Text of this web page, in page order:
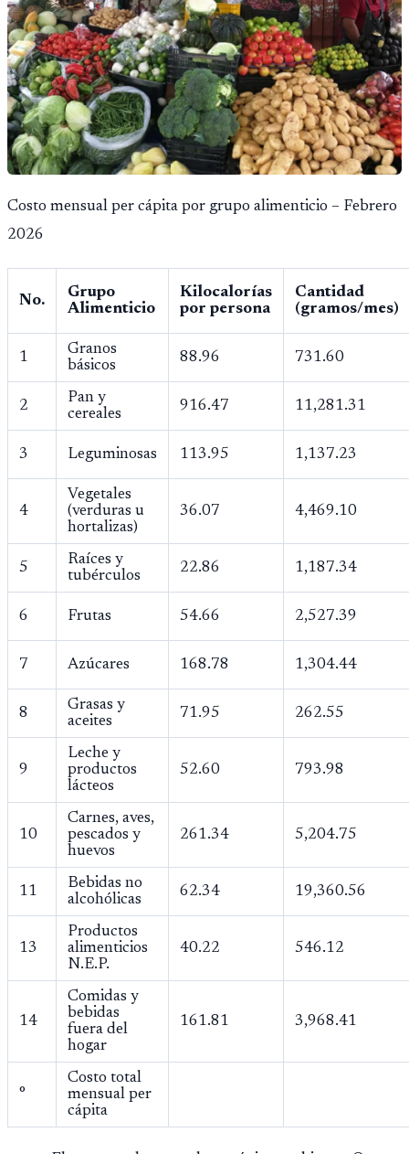
Costo mensual per cápita por grupo alimenticio – Febrero
2026
No.
Grupo
Alimenticio
Kilocalorías
por persona
Cantidad
(gramos/mes)
1
Granos
básicos
88.96 731.60
2
Pan y
cereales
916.47 11,281.31
3 Leguminosas 113.95 1,137.23
4
Vegetales
(verduras u
hortalizas)
36.07 4,469.10
5
Raíces y
tubérculos
22.86 1,187.34
6 Frutas 54.66 2,527.39
7 Azúcares 168.78 1,304.44
8
Grasas y
aceites
71.95 262.55
9
Leche y
productos
lácteos
52.60 793.98
10
Carnes, aves,
pescados y
huevos
261.34 5,204.75
11
Bebidas no
alcohólicas
62.34 19,360.56
13
Productos
alimenticios
N.E.P.
40.22 546.12
14
Comidas y
bebidas
fuera del
hogar
161.81 3,968.41
°
Costo total
mensual per
cápita